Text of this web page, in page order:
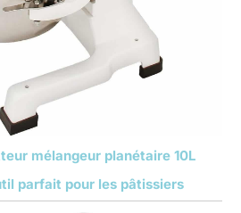
mélangeur planétaire 10L
parfait pour les pâtissiers